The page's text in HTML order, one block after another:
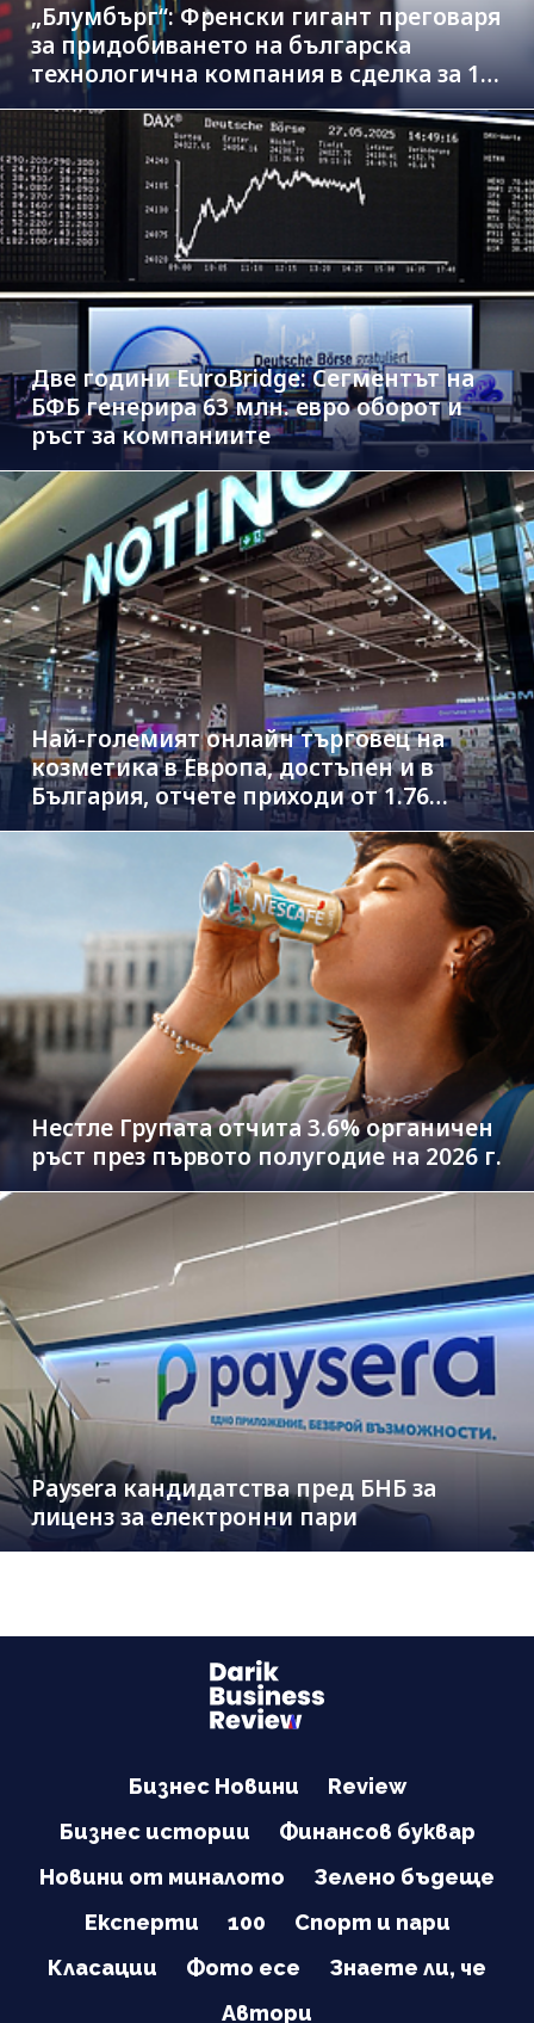
„Блумбърг“: Френски гигант преговаря
за придобиването на българска
технологична компания в сделка за 1.3
млрд. евро
Две години EuroBridge: Сегментът на
БФБ генерира 63 млн. евро оборот и
ръст за компаниите
Най-големият онлайн търговец на
козметика в Европа, достъпен и в
България, отчете приходи от 1.76
млрд. евро
Нестле Групата отчита 3.6% органичен
ръст през първото полугодие на 2026 г.
Paysera кандидатства пред БНБ за
лиценз за електронни пари
Бизнес Новини
Review
Бизнес истории
Финансов буквар
Новини от миналото
Зелено бъдеще
Експерти
100
Спорт и пари
Класации
Фото есе
Знаете ли, че
Автори